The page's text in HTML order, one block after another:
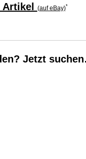
Artikel (auf eBay)*
Jetzt